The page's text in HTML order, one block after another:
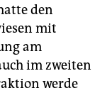
den
mit
am
im zweiten
werde